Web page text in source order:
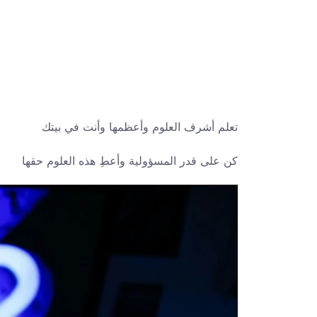
تعلم أشرف العلوم وأعظمها وأنت في بيتك
كن على قدر المسؤولية وأعطِ هذه العلوم حقها